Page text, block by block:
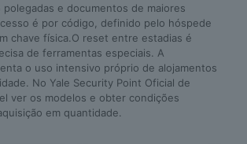
e documentos de maiores
é por código, definido pelo hóspede
chave física.O reset entre estadias é
de ferramentas especiais. A
o uso intensivo próprio de alojamentos
No Yale Security Point Oficial de
ver os modelos e obter condições
em quantidade.